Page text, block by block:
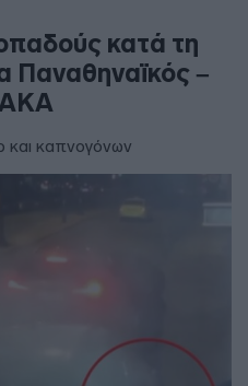
κατά τη
Παναθηναϊκός –
και καπνογόνων